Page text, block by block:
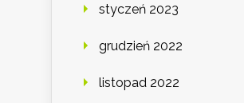
styczeń 2023
grudzień 2022
listopad 2022